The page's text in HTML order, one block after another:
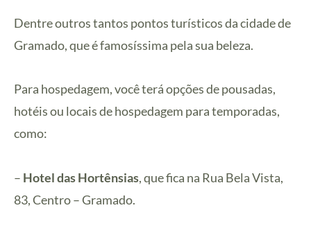
Dentre outros tantos pontos turísticos da cidade de
Gramado, que é famosíssima pela sua beleza.
Para hospedagem, você terá opções de pousadas,
hotéis ou locais de hospedagem para temporadas,
como:
– Hotel das Hortênsias, que fica na Rua Bela Vista,
83, Centro – Gramado.